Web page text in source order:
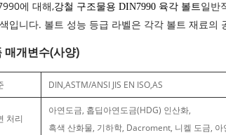
에 대해,강철 구조물용 DIN7990 육각 볼트일반
입니다. 볼트 성능 등급 라벨은 각각 볼트 재료
매개변수(사양)
DIN,ASTM/ANSI JIS EN ISO,AS
처리
아연도금, 홉딥아연도금(HDG) 인산화,
흑색 산화물, 기하학, Dacroment, 니켈 도금, 아